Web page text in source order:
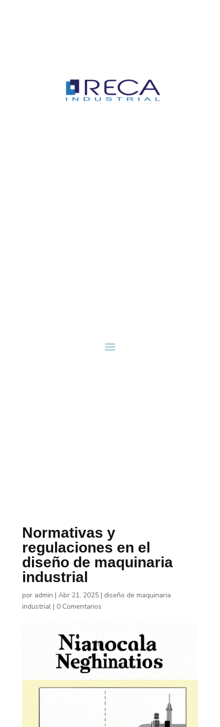
Normativas y
regulaciones en el
diseño de maquinaria
industrial
por admin | Abr 21, 2025| diseño de maquinaria
industrial| 0 Comentarios